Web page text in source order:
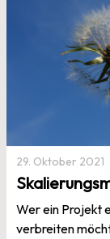
29. Oktober 2021
Wer ein Projekt
verbreiten